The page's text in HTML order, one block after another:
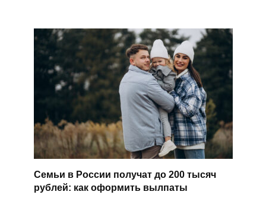
Семьи в России получат до 200 тысяч
рублей: как оформить вылпаты